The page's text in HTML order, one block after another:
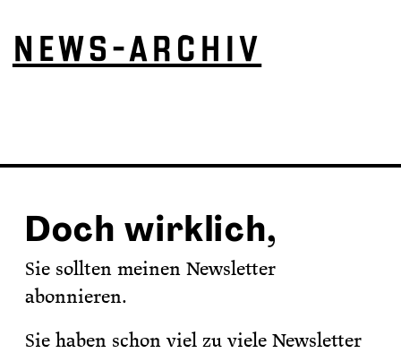
NEWS-ARCHIV
Doch wirklich,
Sie sollten meinen Newsletter
abonnieren.
Sie haben schon viel zu viele Newsletter